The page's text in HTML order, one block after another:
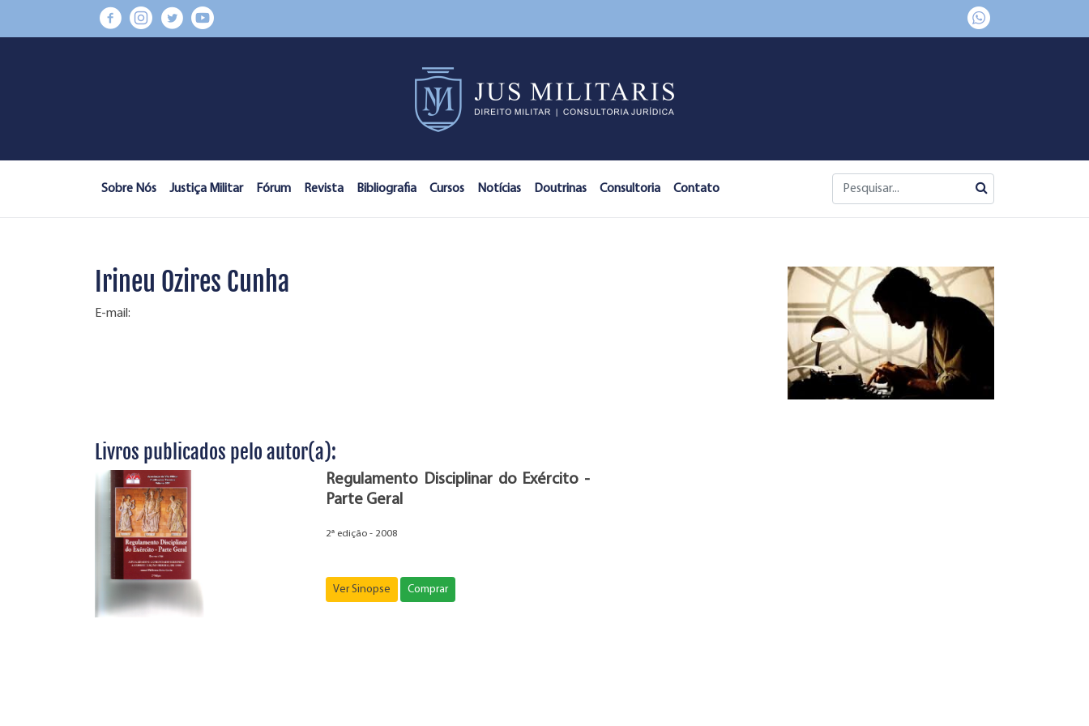
Sobre Nós Justiça Militar Fórum Revista Bibliografia Cursos Notícias Doutrinas Consultoria Contato
Irineu Ozires Cunha
E-mail:
Livros publicados pelo autor(a):
Regulamento Disciplinar do Exército -
Parte Geral
2ª edição - 2008
Ver Sinopse Comprar